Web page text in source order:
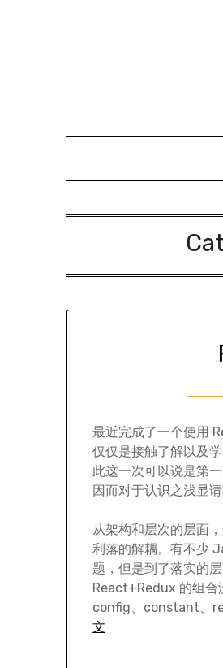
最近完成了一个使用
仅仅是接触了解以及
此这一次可以说是第
因而对于认识之浅显请
从架构和层次的层面
利落的解耦。有不少
题，但是到了落实的
React+Redux 的组合
config、constant、
文